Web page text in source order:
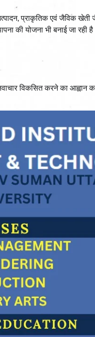
प्राकृतिक एवं जैविक
की योजना भी बनाई जा रही
विकसित करने का आह्वान